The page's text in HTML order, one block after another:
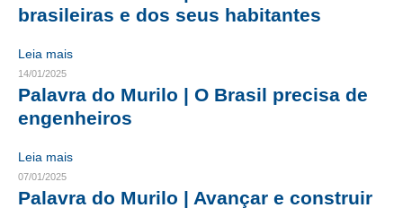
NÚCLEO DA MULHER ENGENHEIRA
TRANSPARÊNCIA
JURÍDICO
ACORDOS, CONVENÇÕES E DISSÍDIOS
brasileiras e dos seus habitantes
Leia mais
14/01/2025
Palavra do Murilo | O Brasil precisa de
engenheiros
Leia mais
07/01/2025
Palavra do Murilo | Avançar e construir